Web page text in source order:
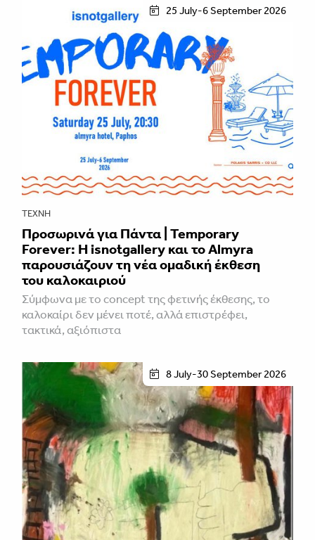
25 July-6 September 2026
ΤΈΧΝΗ
Προσωρινά για Πάντα | Temporary
Forever: Η isnotgallery και το Almyra
παρουσιάζουν τη νέα ομαδική έκθεση
του καλοκαιριού
Σύμφωνα με το concept της φετινής έκθεσης, το
καλοκαίρι δεν μένει ποτέ, αλλά επιστρέφει,
τακτικά, αξιόπιστα
8 July-30 September 2026